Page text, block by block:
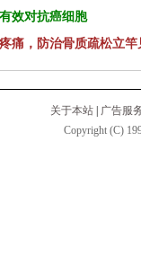
效对抗癌细胞
痛，防治骨质疏松立竿
关于本站
广告服
Copyright (C)